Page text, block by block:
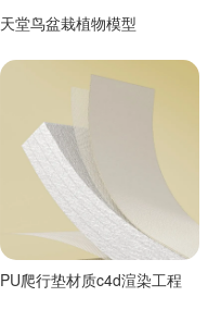
天堂鸟盆栽植物模型
PU爬行垫材质c4d渲染工程